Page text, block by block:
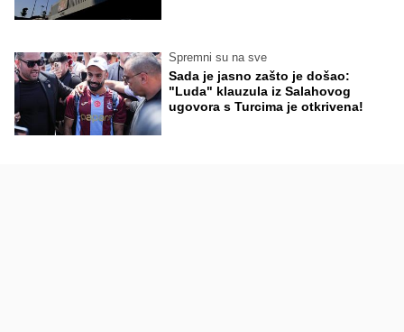
Spremni su na sve
Sada je jasno zašto je došao:
"Luda" klauzula iz Salahovog
ugovora s Turcima je otkrivena!